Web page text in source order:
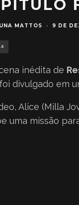
MATTOS · 9 DE
inédita de
divulgado em
Alice (Milla
uma missão